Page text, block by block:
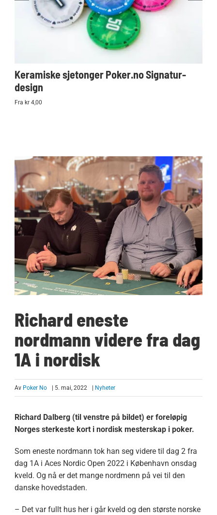
Keramiske sjetonger Poker.no Signatur-
design
Fra kr 4,00
Richard eneste
nordmann videre fra dag
1A i nordisk
Av Poker No | 5. mai, 2022 Nyheter
Richard Dalberg (til venstre på bildet) er foreløpig
Norges sterkeste kort i nordisk mesterskap i poker.
Som eneste nordmann tok han seg videre til dag 2 fra
dag 1A i Aces Nordic Open 2022 i København onsdag
kveld. Og nå er det mange nordmenn på vei til den
danske hovedstaden.
– Det var fullt hus her i går kveld og den største norske